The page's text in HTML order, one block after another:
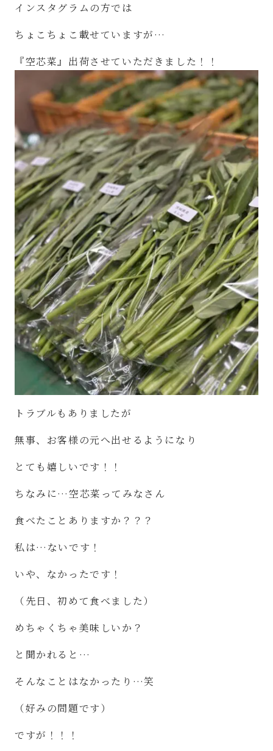
インスタグラムの方では
ちょこちょこ載せていますが…
『空芯菜』出荷させていただきました！！
トラブルもありましたが
無事、お客様の元へ出せるようになり
とても嬉しいです！！
ちなみに…空芯菜ってみなさん
食べたことありますか？？？
私は… ないです！
いや、なかったです！
（先日、初めて食べました）
めちゃくちゃ美味しいか？
と聞かれると …
そんなことはなかったり …笑
（好みの問題です）
ですが！！！